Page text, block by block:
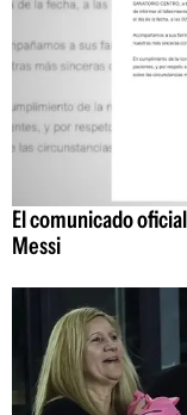
El comunicado
Messi